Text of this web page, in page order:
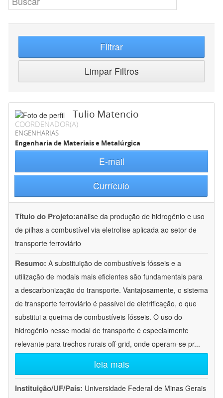
Filtrar
Limpar Filtros
Tulio Matencio
COORDENADOR(A)
ENGENHARIAS
Engenharia de Materiais e Metalúrgica
E-mail
Currículo
Título do Projeto:análise da produção de hidrogênio e uso
de pilhas a combustível via eletrolise aplicada ao setor de
transporte ferroviário
Resumo: A substituição de combustíveis fósseis e a
utilização de modais mais eficientes são fundamentais para
a descarbonização do transporte. Vantajosamente, o sistema
de transporte ferroviário é passível de eletrificação, o que
substitui a queima de combustíveis fósseis. O uso do
hidrogênio nesse modal de transporte é especialmente
relevante para trechos rurais off-grid, onde operam-se pr...
leia mais
Instituição/UF/País: Universidade Federal de Minas Gerais